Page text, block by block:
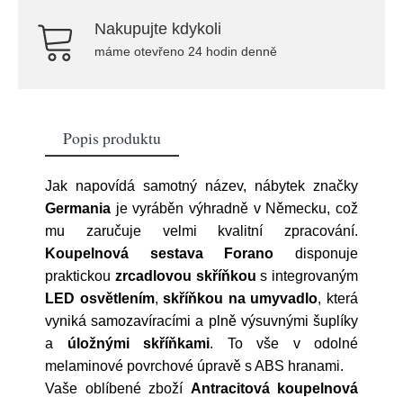
Nakupujte kdykoli
máme otevřeno 24 hodin denně
Popis produktu
Jak napovídá samotný název, nábytek značky
Germania je vyráběn výhradně v Německu, což
mu zaručuje velmi kvalitní zpracování.
Koupelnová sestava Forano disponuje
praktickou zrcadlovou skříňkou s integrovaným
LED osvětlením,skříňkou na umyvadlo, která
vyniká samozavíracími a plně výsuvnými šuplíky
a úložnými skříňkami. To vše v odolné
melaminové povrchové úpravě s ABS hranami.
Vaše oblíbené zboží Antracitová koupelnová